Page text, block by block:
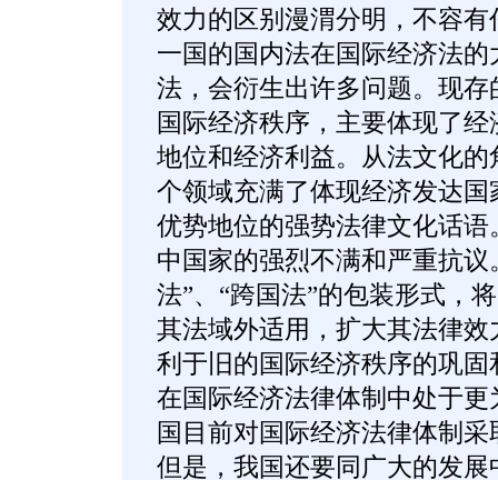
效力的区别漫渭分明，不容
一国的国内法在国际经济法
法，会衍生出许多问题。现
国际经济秩序，主要体现了
地位和经济利益。从法文化
个领域充满了体现经济发达
优势地位的强势法律文化话
中国家的强烈不满和严重抗议
法”、“跨国法”的包装形式，
其法域外适用，扩大其法律
利于旧的国际经济秩序的巩
在国际经济法律体制中处于
国目前对国际经济法律体制
但是，我国还要同广大的发